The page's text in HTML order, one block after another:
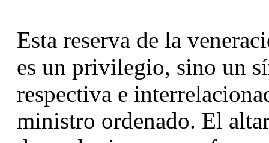
Esta reserva de la
es un privilegio, sino un
respectiva e
ministro ordenado. El